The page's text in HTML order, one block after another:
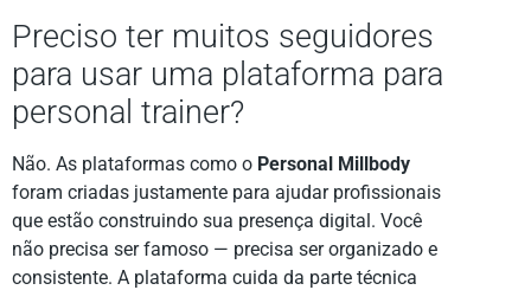
Preciso ter muitos seguidores
para usar uma plataforma para
personal trainer?
Não. As plataformas como o Personal Millbody
foram criadas justamente para ajudar profissionais
que estão construindo sua presença digital. Você
não precisa ser famoso — precisa ser organizado e
consistente. A plataforma cuida da parte técnica